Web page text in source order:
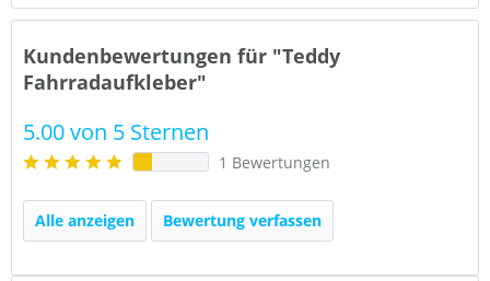
Kundenbewertungen für "Teddy
Fahrradaufkleber"
5.00 von 5 Sternen
1 Bewertungen
Alle anzeigen Bewertung verfassen